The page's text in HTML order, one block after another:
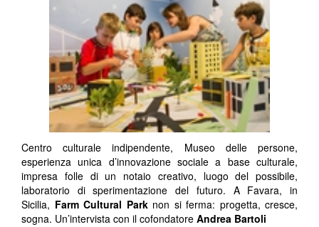
Centro culturale indipendente, Museo delle persone,
esperienza unica d’innovazione sociale a base culturale,
impresa folle di un notaio creativo, luogo del possibile,
laboratorio di sperimentazione del futuro. A Favara, in
Sicilia, Farm Cultural Parknon si ferma: progetta, cresce,
sogna. Un’intervista con il cofondatore Andrea Bartoli